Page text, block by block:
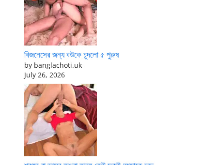
বিজনেসের জন্য বউকে চুদলো ৫ পুরুষ
by banglachoti.uk
July 26, 2026